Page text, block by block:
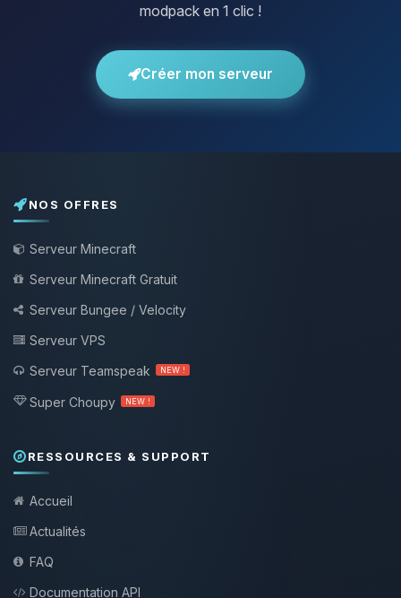
modpack en 1 clic !
Créer mon serveur
NOS OFFRES
Serveur Minecraft
Serveur Minecraft Gratuit
Serveur Bungee / Velocity
Serveur VPS
Serveur Teamspeak
NEW !
Super Choupy NEW !
RESSOURCES & SUPPORT
Accueil
Actualités
FAQ
Documentation API